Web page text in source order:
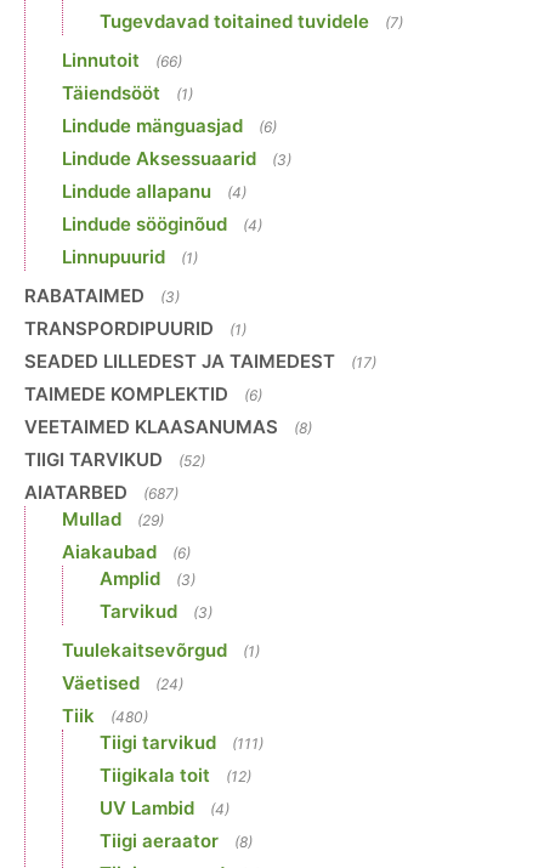
Tugevdavad toitained tuvidele
(7)
Linnutoit (66)
Täiendsööt (1)
Lindude mänguasjad (6)
Lindude Aksessuaarid (3)
Lindude allapanu (4)
Lindude sööginõud (4)
Linnupuurid (1)
RABATAIMED (3)
TRANSPORDIPUURID (1)
SEADED LILLEDEST JA TAIMEDEST (17)
TAIMEDE KOMPLEKTID (6)
VEETAIMED KLAASANUMAS (8)
TIIGI TARVIKUD (52)
AIATARBED (687)
Mullad (29)
Aiakaubad (6)
Amplid (3)
Tarvikud (3)
Tuulekaitsevõrgud (1)
Väetised (24)
Tiik (480)
Tiigi tarvikud (111)
Tiigikala toit (12)
UV Lambid (4)
Tiigi aeraator (8)